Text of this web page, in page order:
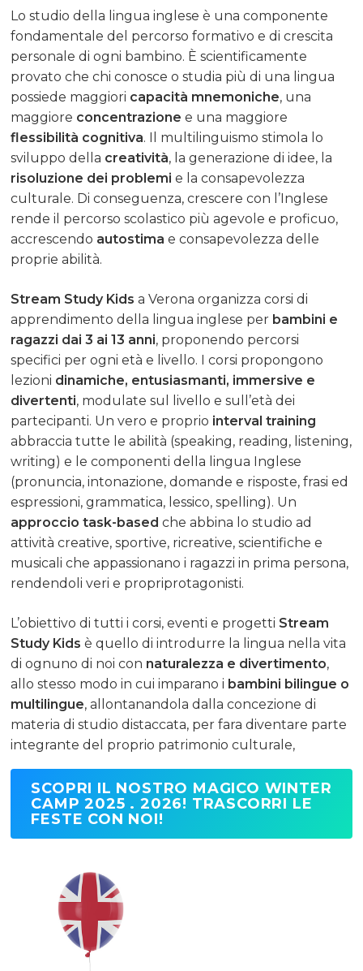
Lo studio della lingua inglese è una componente
fondamentale del percorso formativo e di crescita
personale di ogni bambino. È scientificamente
provato che chi conosce o studia più di una lingua
possiede maggiori capacità mnemoniche, una
maggiore concentrazione e una maggiore
flessibilità cognitiva. Il multilinguismo stimola lo
sviluppo della creatività, la generazione di idee, la
risoluzione dei problemi e la consapevolezza
culturale. Di conseguenza, crescere con l’Inglese
rende il percorso scolastico più agevole e proficuo,
accrescendo autostimae consapevolezza delle
proprie abilità.
Stream Study Kids a Verona organizza corsi di
apprendimento della lingua inglese per bambini e
ragazzi dai 3 ai 13 anni, proponendo percorsi
specifici per ogni età e livello. I corsi propongono
lezioni dinamiche, entusiasmanti, immersive e
divertenti, modulate sul livello e sull’età dei
partecipanti. Un vero e proprio interval training
abbraccia tutte le abilità (speaking, reading, listening,
writing) e le componenti della lingua Inglese
(pronuncia, intonazione, domande e risposte, frasi ed
espressioni, grammatica, lessico, spelling). Un
approccio task-based che abbina lo studio ad
attività creative, sportive, ricreative, scientifiche e
musicali che appassionano i ragazzi in prima persona,
rendendoli veri e propriprotagonisti.
L’obiettivo di tutti i corsi, eventi e progetti Stream
Study Kids è quello di introdurre la lingua nella vita
di ognuno di noi con naturalezza e divertimento,
allo stesso modo in cui imparano i bambini bilingue o
multilingue, allontanandola dalla concezione di
materia di studio distaccata, per fara diventare parte
integrante del proprio patrimonio culturale,
SCOPRI IL NOSTRO MAGICO WINTER
CAMP 2025 . 2026! TRASCORRI LE
FESTE CON NOI!